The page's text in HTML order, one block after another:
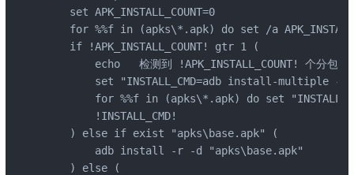
    set APK_INSTALL_COUNT=0
for %%f in (apks\*.apk) do set /a
    if !APK_INSTALL_COUNT! gtr 1 (
echo   检测到 !APK_INSTALL_COUNT! 个分包
set "INSTALL_CMD=adb install-multiple -r
for %%f in (apks\*.apk) do set
        !INSTALL_CMD!
    ) else if exist "apks\base.apk" (
        adb install -r -d "apks\base.apk"
    ) else (